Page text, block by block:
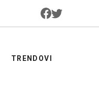
TRENDOVI